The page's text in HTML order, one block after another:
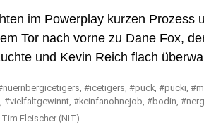
im Powerplay kurzen Prozess
Tor nach vorne zu Dane Fox,
und Kevin Reich flach
Fleischer (NIT)